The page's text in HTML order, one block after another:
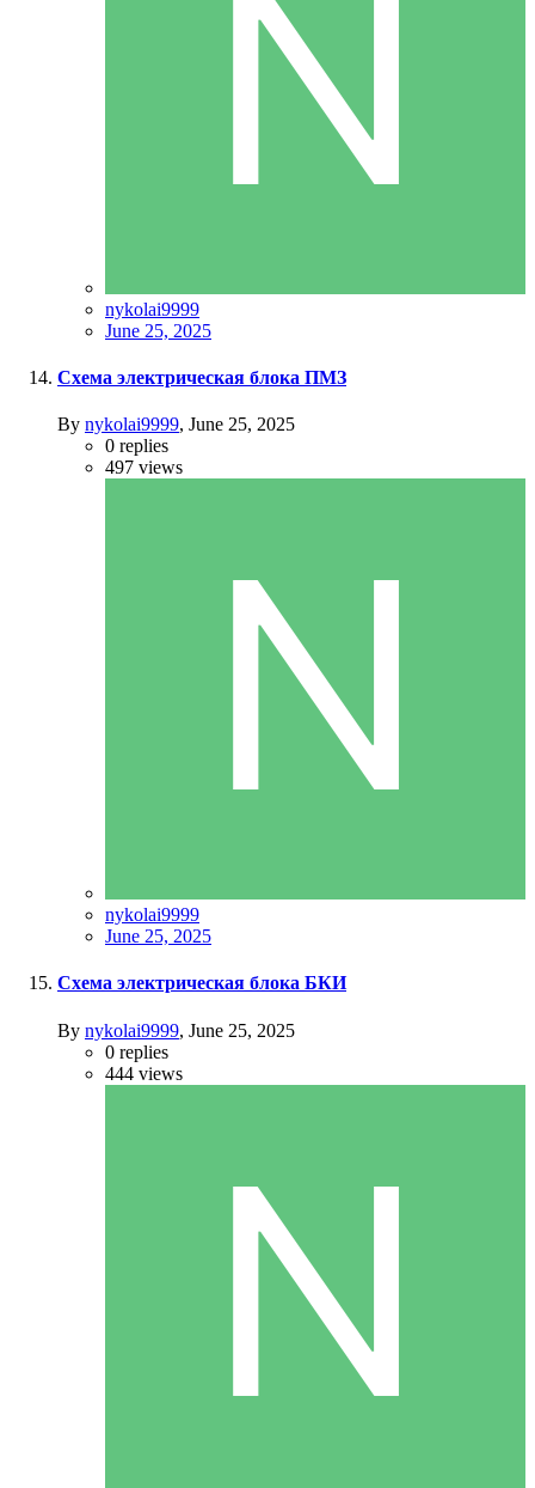
nykolai9999
June 25, 2025
Схема электрическая блока ПМЗ
By nykolai9999, June 25, 2025
0 replies
497 views
nykolai9999
June 25, 2025
Схема электрическая блока БКИ
By nykolai9999, June 25, 2025
0 replies
444 views